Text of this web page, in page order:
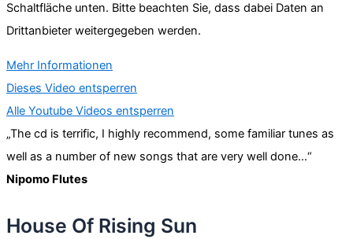
Schaltfläche unten. Bitte beachten Sie, dass dabei Daten an
Drittanbieter weitergegeben werden.
Mehr Informationen
Dieses Video entsperren
Alle Youtube Videos entsperren
„The cd is terrific, I highly recommend, some familiar tunes as
well as a number of new songs that are very well done…“
Nipomo Flutes
House Of Rising Sun